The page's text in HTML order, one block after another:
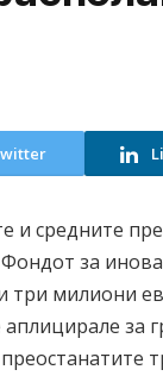
и средните
за
три милиони
за